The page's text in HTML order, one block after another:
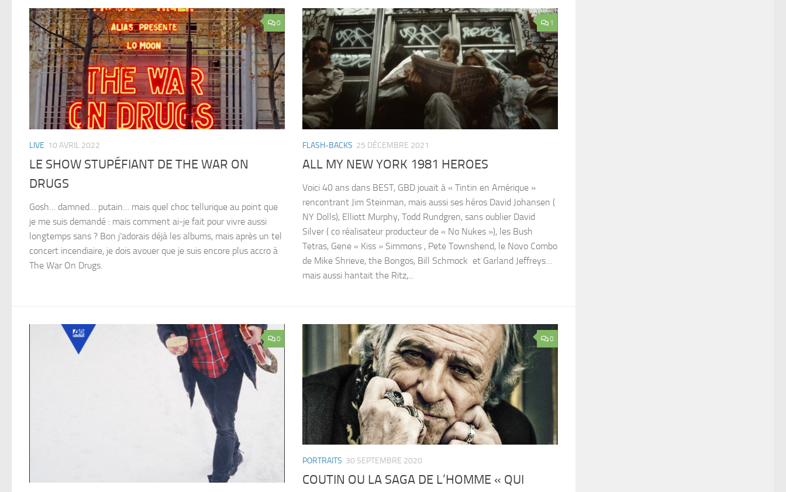
0
LIVE 10 AVRIL 2022
LE SHOW STUPÉFIANT DE THE WAR ON
DRUGS
Gosh… damned… putain… mais quel choc tellurique au point que
je me suis demandé : mais comment ai-je fait pour vivre aussi
longtemps sans ? Bon j’adorais déjà les albums, mais après un tel
concert incendiaire, je dois avouer que je suis encore plus accro à
The War On Drugs.
1
FLASH-BACKS 25 DÉCEMBRE 2021
ALL MY NEW YORK 1981 HEROES
Voici 40 ans dans BEST, GBD jouait à « Tintin en Amérique »
rencontrant Jim Steinman, mais aussi ses héros David Johansen (
NY Dolls), Elliott Murphy, Todd Rundgren, sans oublier David
Silver ( co réalisateur producteur de « No Nukes »), les Bush
Tetras, Gene « Kiss » Simmons , Pete Townshend, le Novo Combo
de Mike Shrieve, the Bongos, Bill Schmock et Garland Jeffreys…
mais aussi hantait the Ritz,...
0 0
PORTRAITS 30 SEPTEMBRE 2020
COUTIN OU LA SAGA DE L’HOMME « QUI